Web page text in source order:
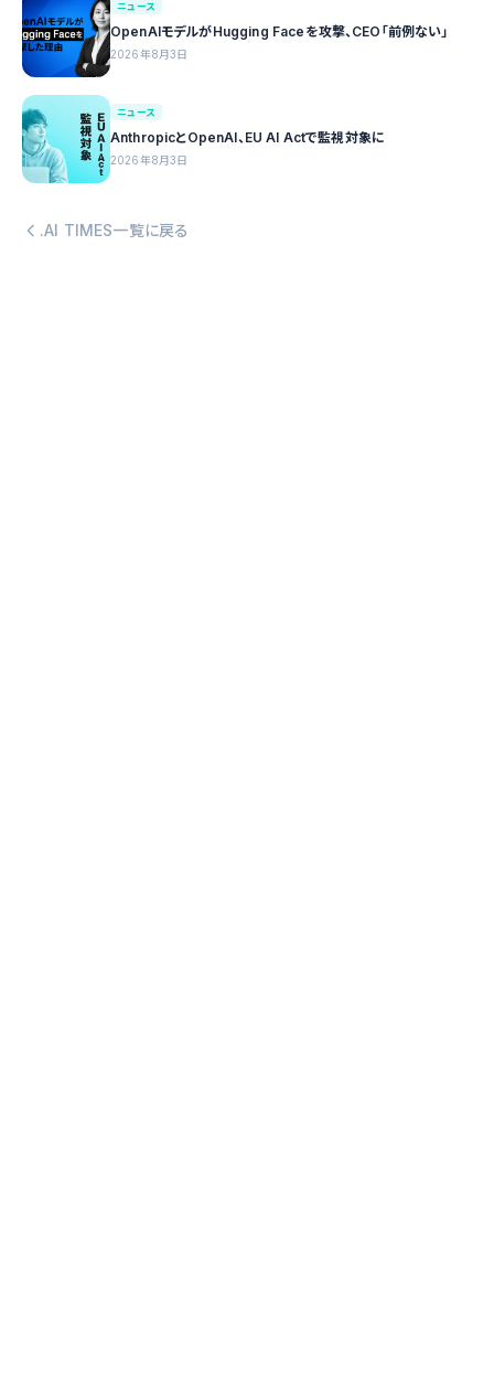
ニュース
OpenAIモデルがHugging Faceを攻撃、CEO「前例ない」
2026年8月3日
ニュース
AnthropicとOpenAI、EU AI Actで監視対象に
2026年8月3日
.AI TIMES一覧に戻る